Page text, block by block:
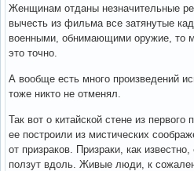
Женщинам отданы незначительные
вычесть из фильма все затянутые
военными, обнимающими оружие, то
это точно.
А вообще есть много произведений
тоже никто не отменял.
Так вот о китайской стене из
ее построили из мистических
от призраков. Призраки, как
ползут вдоль. Живые люди, к